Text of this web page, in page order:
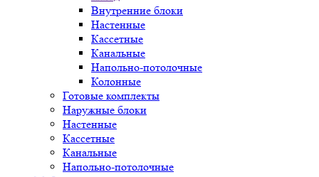
Внутренние блоки
Настенные
Кассетные
Канальные
Напольно-потолочные
Колонные
Готовые комплекты
Наружные блоки
Настенные
Кассетные
Канальные
Напольно-потолочные